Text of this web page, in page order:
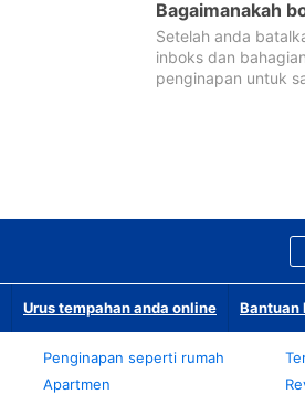
Bagaimanakah
Setelah anda
inboks dan
penginapan untuk
Urus tempahan anda online Bantuan
Penginapan seperti rumah
Apartmen